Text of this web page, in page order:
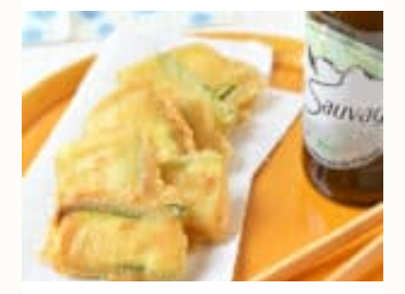
CHOCOLAT
YAOURT
GREC
–
SANS
SORBETIÈRE